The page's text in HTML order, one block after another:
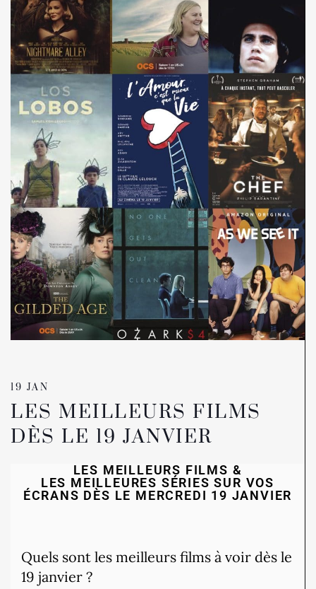
19 JAN
LES MEILLEURS FILMS
DÈS LE 19 JANVIER
LES MEILLEURS FILMS &
LES MEILLEURES SÉRIES SUR VOS
ÉCRANS DÈS LE MERCREDI 19 JANVIER
Quels sont les meilleurs films à voir dès le
19 janvier ?